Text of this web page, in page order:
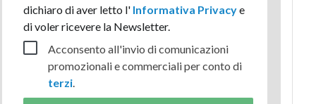
dichiaro di aver letto l'Informativa Privacye
di voler ricevere la Newsletter.
Acconsento all'invio di comunicazioni
promozionali e commerciali per conto di
terzi.